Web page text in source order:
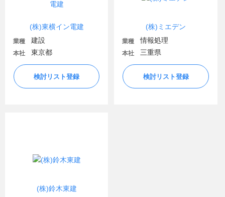
(株)東横イン電建
業種 建設
本社 東京都
検討リスト登録
(株)ミエデン
業種 情報処理
本社 三重県
検討リスト登録
(株)鈴木東建